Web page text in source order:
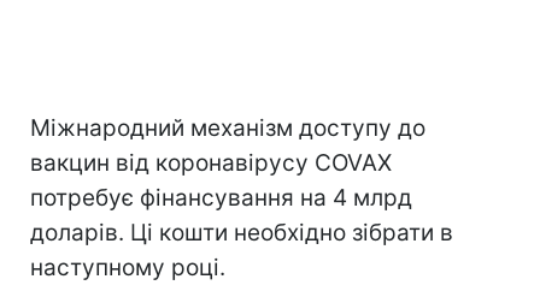
Міжнародний механізм доступу до
вакцин від коронавірусу COVAX
потребує фінансування на 4 млрд
доларів. Ці кошти необхідно зібрати в
наступному році.